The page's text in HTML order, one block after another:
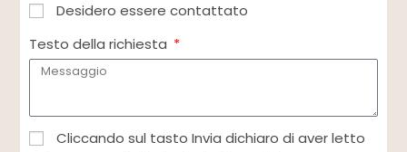
Desidero essere contattato
Testo della richiesta
Cliccando sul tasto Invia dichiaro di aver letto